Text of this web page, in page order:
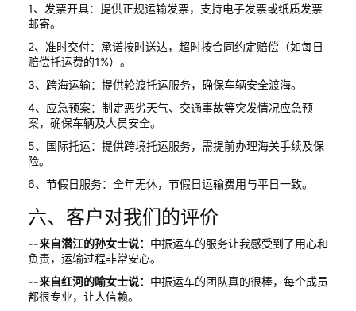
1、发票开具：提供正规运输发票，支持电子发票或纸质发票
邮寄。
2、准时交付：承诺按时送达，超时按合同约定赔偿（如每日
赔偿托运费的1%）。
3、跨海运输：提供轮渡托运服务，确保车辆安全渡海。
4、应急预案：制定恶劣天气、交通事故等突发情况应急预
案，确保车辆及人员安全。
5、国际托运：提供跨境托运服务，需提前办理海关手续及保
险。
6、节假日服务：全年无休，节假日运输费用与平日一致。
六、客户对我们的评价
--来自潜江的孙女士说： 中振运车的服务让我感受到了用心和
负责，运输过程非常安心。
--来自红河的喻女士说： 中振运车的团队真的很棒，每个成员
都很专业，让人信赖。